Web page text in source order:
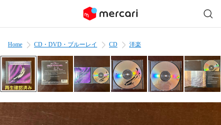
Home CD・DVD・ブルーレイ CD 洋楽